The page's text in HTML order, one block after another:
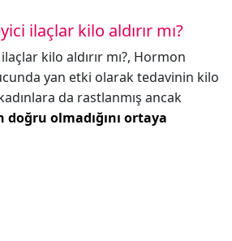
ilaçlar kilo aldırır mı?
kilo aldırır mı?, Hormon
yan etki olarak tedavinin kilo
da rastlanmış ancak
olmadığını ortaya